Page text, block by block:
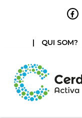
|
QUI SOM?